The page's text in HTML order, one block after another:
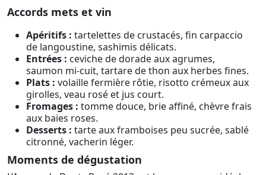
Accords mets et vin
Apéritifs : tartelettes de crustacés, fin carpaccio
de langoustine, sashimis délicats.
Entrées : ceviche de dorade aux agrumes,
saumon mi-cuit, tartare de thon aux herbes fines.
Plats : volaille fermière rôtie, risotto crémeux aux
girolles, veau rosé et jus court.
Fromages : tomme douce, brie affiné, chèvre frais
aux baies roses.
Desserts : tarte aux framboises peu sucrée, sablé
citronné, vacherin léger.
Moments de dégustation